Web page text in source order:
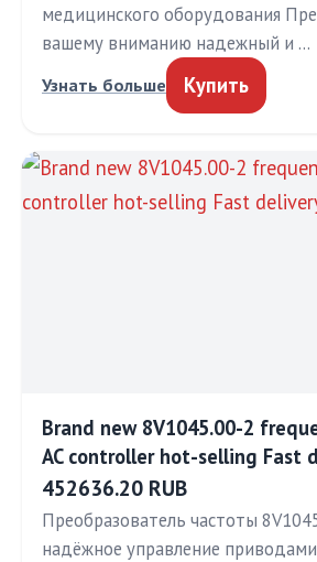
медицинского оборудования
вашему вниманию надежный и …
Узнать больше Купить
Brand new 8V1045.00-2
AC controller hot-selling Fast
452636.20 RUB
Преобразователь частоты
надёжное управление